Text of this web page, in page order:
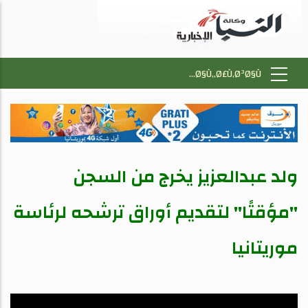
ولد عبدالعزيز يخرج من السجن
"مؤقتًا" لتقديم أوراق ترشحه لرئاسة
موريتانيا